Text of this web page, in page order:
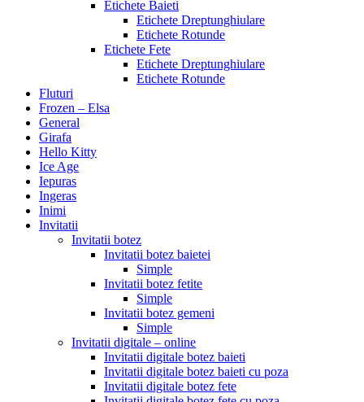
Etichete Baieti
Etichete Dreptunghiulare
Etichete Rotunde
Etichete Fete
Etichete Dreptunghiulare
Etichete Rotunde
Fluturi
Frozen – Elsa
General
Girafa
Hello Kitty
Ice Age
Iepuras
Ingeras
Inimi
Invitatii
Invitatii botez
Invitatii botez baietei
Simple
Invitatii botez fetite
Simple
Invitatii botez gemeni
Simple
Invitatii digitale – online
Invitatii digitale botez baieti
Invitatii digitale botez baieti cu poza
Invitatii digitale botez fete